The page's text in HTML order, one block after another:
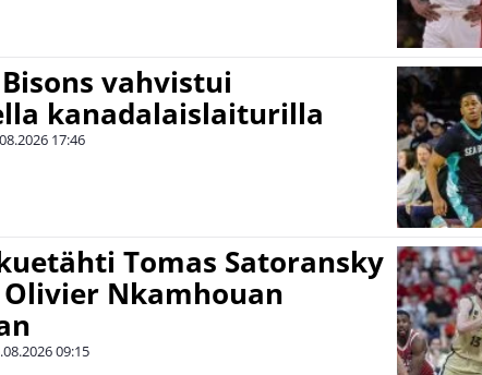
vahvistui
kanadalaislaiturilla
17:46
Tomas Satoransky
Nkamhouan
09:15